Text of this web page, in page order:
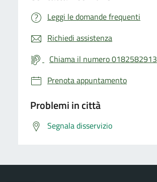
Leggi le domande frequenti
Richiedi assistenza
Chiama il numero 0182582913
Prenota appuntamento
Problemi in città
Segnala disservizio